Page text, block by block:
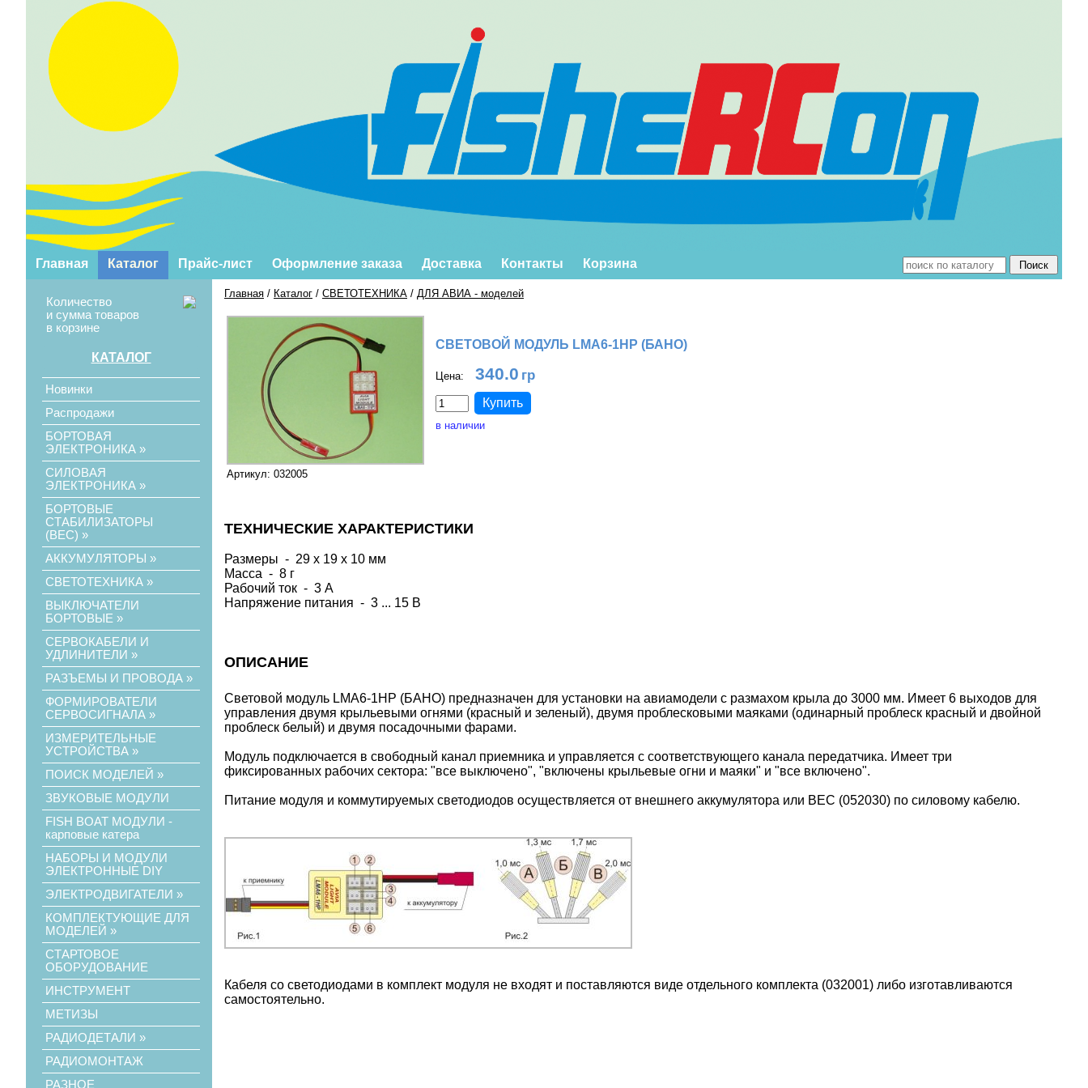
Главная Каталог Прайс-лист Оформление заказа Доставка Контакты Корзина
Количество
и сумма товаров
в корзине
КАТАЛОГ
Новинки
Распродажи
БОРТОВАЯ
ЭЛЕКТРОНИКА »
СИЛОВАЯ
ЭЛЕКТРОНИКА »
БОРТОВЫЕ
СТАБИЛИЗАТОРЫ
(ВЕС) »
АККУМУЛЯТОРЫ »
СВЕТОТЕХНИКА »
ВЫКЛЮЧАТЕЛИ
БОРТОВЫЕ »
СЕРВОКАБЕЛИ И
УДЛИНИТЕЛИ »
РАЗЪЕМЫ И ПРОВОДА »
ФОРМИРОВАТЕЛИ
СЕРВОСИГНАЛА »
ИЗМЕРИТЕЛЬНЫЕ
УСТРОЙСТВА »
ПОИСК МОДЕЛЕЙ »
ЗВУКОВЫЕ МОДУЛИ
FISH BOAT МОДУЛИ -
карповые катера
НАБОРЫ И МОДУЛИ
ЭЛЕКТРОННЫЕ DIY
ЭЛЕКТРОДВИГАТЕЛИ »
КОМПЛЕКТУЮЩИЕ ДЛЯ
МОДЕЛЕЙ »
СТАРТОВОЕ
ОБОРУДОВАНИЕ
ИНСТРУМЕНТ
МЕТИЗЫ
РАДИОДЕТАЛИ »
РАДИОМОНТАЖ
РАЗНОЕ
Главная / Каталог / СВЕТОТЕХНИКА / ДЛЯ АВИА - моделей
СВЕТОВОЙ МОДУЛЬ LMA6-1HP (БАНО)
Цена: 340.0
в наличии
Артикул: 032005
ТЕХНИЧЕСКИЕ ХАРАКТЕРИСТИКИ
Размеры - 29 х 19 х 10 мм
Масса - 8 г
Рабочий ток - 3 А
Напряжение питания - 3 ... 15 В
ОПИСАНИЕ
Световой модуль LMA6-1HP (БАНО) предназначен для установки на авиамодели с размахом крыла до 3000 мм. Имеет 6 выходов для
управления двумя крыльевыми огнями (красный и зеленый), двумя проблесковыми маяками (одинарный проблеск красный и двойной
проблеск белый) и двумя посадочными фарами.
Модуль подключается в свободный канал приемника и управляется с соответствующего канала передатчика. Имеет три
фиксированных рабочих сектора: "все выключено", "включены крыльевые огни и маяки" и "все включено".
Питание модуля и коммутируемых светодиодов осуществляется от внешнего аккумулятора или ВЕС (052030) по силовому кабелю.
Кабеля со светодиодами в комплект модуля не входят и поставляются виде отдельного комплекта (032001) либо изготавливаются
самостоятельно.